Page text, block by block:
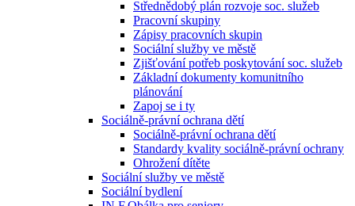
Střednědobý plán rozvoje soc. služeb
Pracovní skupiny
Zápisy pracovních skupin
Sociální služby ve městě
Zjišťování potřeb poskytování soc. služeb
Základní dokumenty komunitního
plánování
Zapoj se i ty
Sociálně-právní ochrana dětí
Sociálně-právní ochrana dětí
Standardy kvality sociálně-právní ochrany
Ohrožení dítěte
Sociální služby ve městě
Sociální bydlení